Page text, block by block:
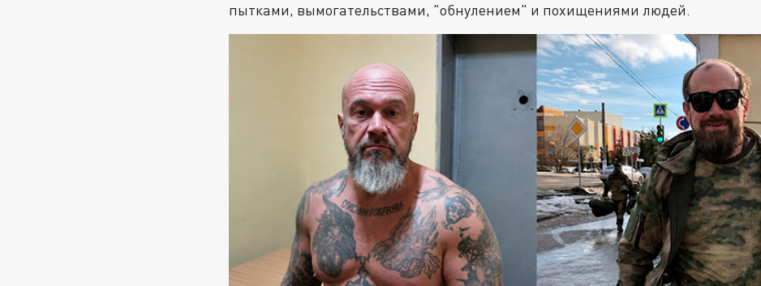
пытками, вымогательствами, "обнулением" и похищениями людей.